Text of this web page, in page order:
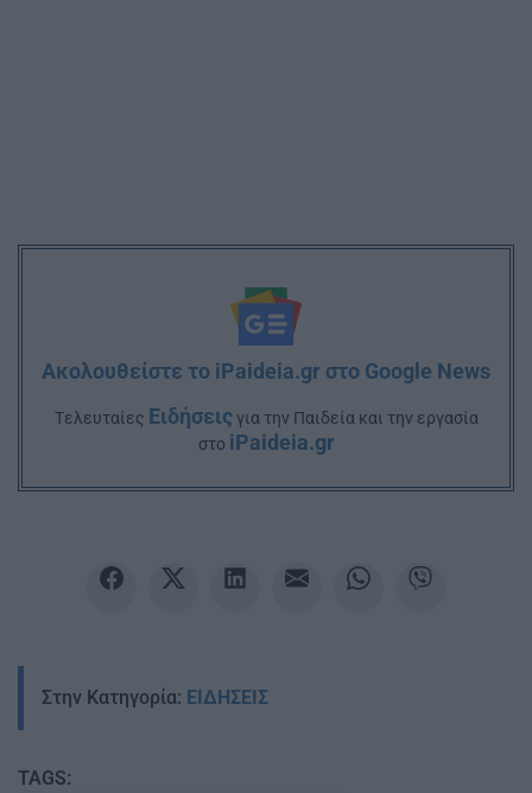
Ακολουθείστε το iPaideia.gr στο Google News
Tελευταίες Ειδήσειςγια την Παιδεία και την εργασία
στο iPaideia.gr
Στην Κατηγορία: ΕΙΔΗΣΕΙΣ
TAGS: